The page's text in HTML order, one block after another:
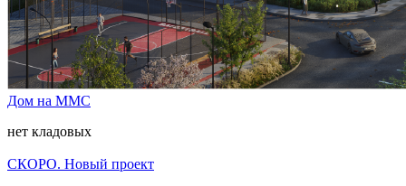
Дом на ММС
нет кладовых
СКОРО. Новый проект